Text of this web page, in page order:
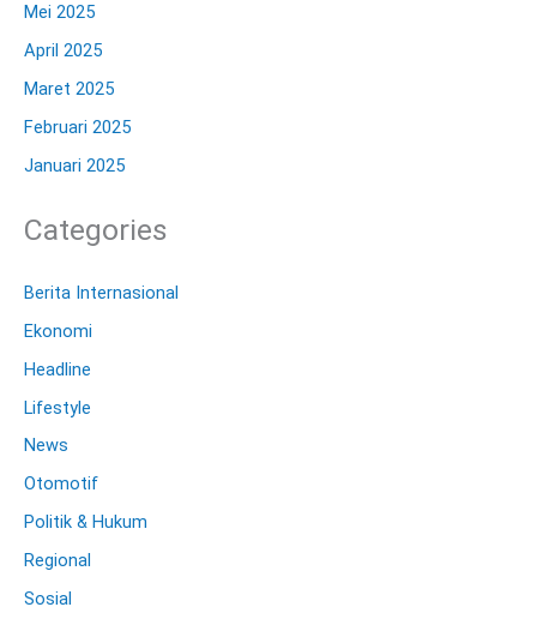
Mei 2025
April 2025
Maret 2025
Februari 2025
Januari 2025
Categories
Berita Internasional
Ekonomi
Headline
Lifestyle
News
Otomotif
Politik & Hukum
Regional
Sosial